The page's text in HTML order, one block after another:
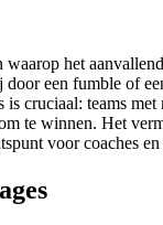
het
door een fumble of
cruciaal: teams met
te winnen. Het
voor coaches en